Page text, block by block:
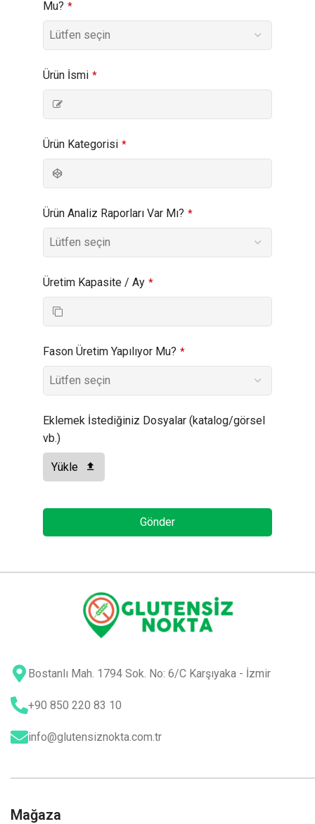
Mu? *
Ürün İsmi *
Ürün Kategorisi *
Ürün Analiz Raporları Var Mı? *
Üretim Kapasite / Ay *
Fason Üretim Yapılıyor Mu? *
Eklemek İstediğiniz Dosyalar (katalog/görsel
vb.)
Yükle
Gönder
Address *
Bostanlı Mah. 1794 Sok. No: 6/C Karşıyaka - İzmir
+90 850 220 83 10
info@glutensiznokta.com.tr
Mağaza